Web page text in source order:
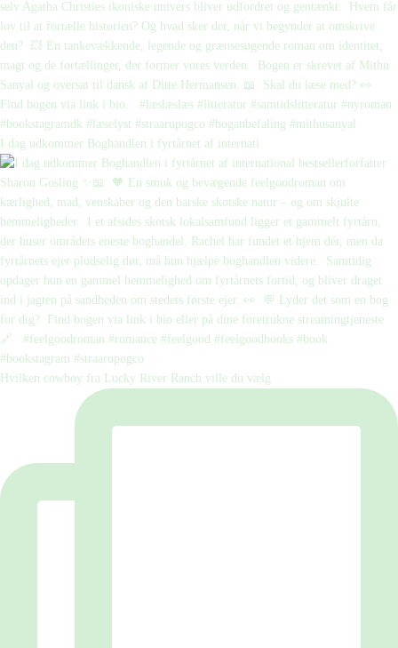
I dag udkommer Boghandlen i fyrtårnet af internati
Hvilken cowboy fra Lucky River Ranch ville du vælg